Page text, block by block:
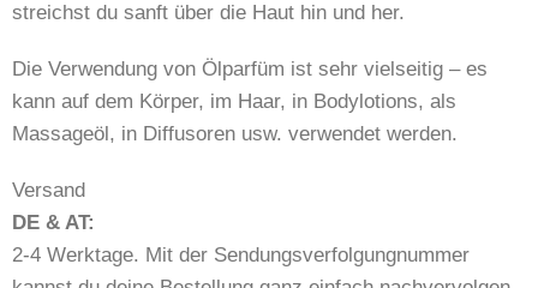
streichst du sanft über die Haut hin und her.
Die Verwendung von Ölparfüm ist sehr vielseitig – es
kann auf dem Körper, im Haar, in Bodylotions, als
Massageöl, in Diffusoren usw. verwendet werden.
Versand
DE & AT:
2-4 Werktage. Mit der Sendungsverfolgungnummer